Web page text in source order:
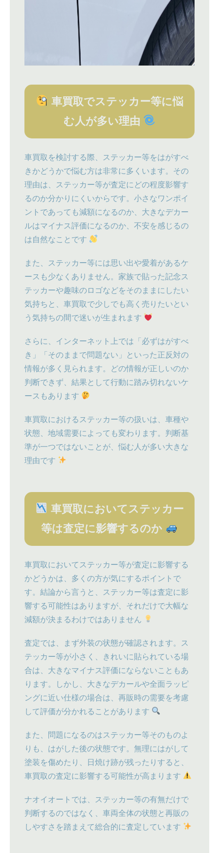
車買取でステッカー等に悩
む人が多い理由
車買取を検討する際、ステッカー等をはがすべ
きかどうかで悩む方は非常に多くいます。その
理由は、ステッカー等が査定にどの程度影響す
るのか分かりにくいからです。小さなワンポイ
ントであっても減額になるのか、大きなデカー
ルはマイナス評価になるのか、不安を感じるの
は自然なことです
また、ステッカー等には思い出や愛着があるケ
ースも少なくありません。家族で貼った記念ス
テッカーや趣味のロゴなどをそのままにしたい
気持ちと、車買取で少しでも高く売りたいとい
う気持ちの間で迷いが生まれます
さらに、インターネット上では「必ずはがすべ
き」「そのままで問題ない」といった正反対の
情報が多く見られます。どの情報が正しいのか
判断できず、結果として行動に踏み切れないケ
ースもあります
車買取におけるステッカー等の扱いは、車種や
状態、地域需要によっても変わります。判断基
準が一つではないことが、悩む人が多い大きな
理由です
車買取においてステッカー
等は査定に影響するのか
車買取においてステッカー等が査定に影響する
かどうかは、多くの方が気にするポイントで
す。結論から言うと、ステッカー等は査定に影
響する可能性はありますが、それだけで大幅な
減額が決まるわけではありません
査定では、まず外装の状態が確認されます。ス
テッカー等が小さく、きれいに貼られている場
合は、大きなマイナス評価にならないこともあ
ります。しかし、大きなデカールや全面ラッピ
ングに近い仕様の場合は、再販時の需要を考慮
して評価が分かれることがあります
また、問題になるのはステッカー等そのものよ
りも、はがした後の状態です。無理にはがして
塗装を傷めたり、日焼け跡が残ったりすると、
車買取の査定に影響する可能性が高まります
ナオイオートでは、ステッカー等の有無だけで
判断するのではなく、車両全体の状態と再販の
しやすさを踏まえて総合的に査定しています